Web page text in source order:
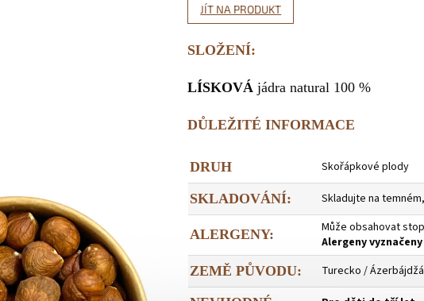
JÍT NA PRODUKT
SLOŽENÍ:
LÍSKOVÁjádra natural 100 %
DŮLEŽITÉ INFORMACE
DRUH
Skořápkové plody
SKLADOVÁNÍ:
Skladujte na
ALERGENY: Může obsahovat
Alergeny
ZEMĚ PŮVODU:
Turecko /